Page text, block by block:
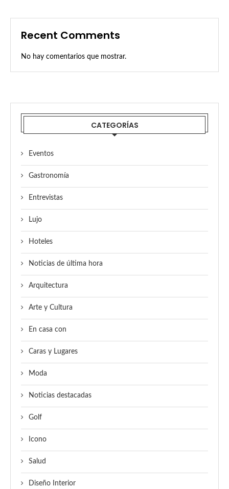
Recent Comments
No hay comentarios que mostrar.
CATEGORÍAS
Eventos
Gastronomía
Entrevistas
Lujo
Hoteles
Noticias de última hora
Arquitectura
Arte y Cultura
En casa con
Caras y Lugares
Moda
Noticias destacadas
Golf
Icono
Salud
Diseño Interior